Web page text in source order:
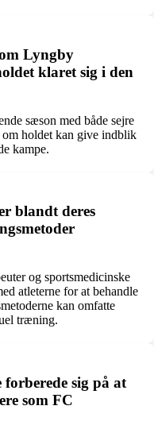
Lyngby
klaret sig i den
sæson med både sejre
om holdet kan give indblik
kampe.
blandt deres
og sportsmedicinske
atleterne for at behandle
kan omfatte
træning.
sig på at
som FC